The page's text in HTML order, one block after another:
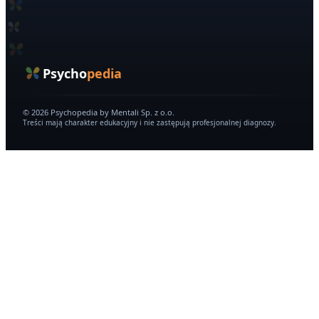
Psychopedia
© 2026 Psychopedia by Mentali Sp. z o.o.
Treści mają charakter edukacyjny i nie zastępują profesjonalnej diagnozy.